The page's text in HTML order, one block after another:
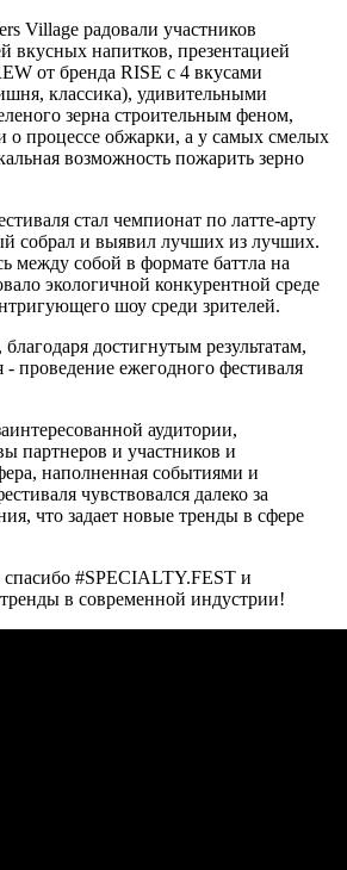
Village радовали участников
вкусных напитков, презентацией
от бренда RISE с 4 вкусами
классика), удивительными
зерна строительным феном,
о процессе обжарки, а у самых смелых
возможность пожарить зерно
стал чемпионат по латте-арту
собрал и выявил лучших из лучших.
между собой в формате баттла на
экологичной конкурентной среде
шоу среди зрителей.
достигнутым результатам,
- проведение ежегодного фестиваля
аудитории,
партнеров и участников и
наполненная событиями и
чувствовался далеко за
что задает новые тренды в сфере
#SPECIALTY.FEST и
в современной индустрии!